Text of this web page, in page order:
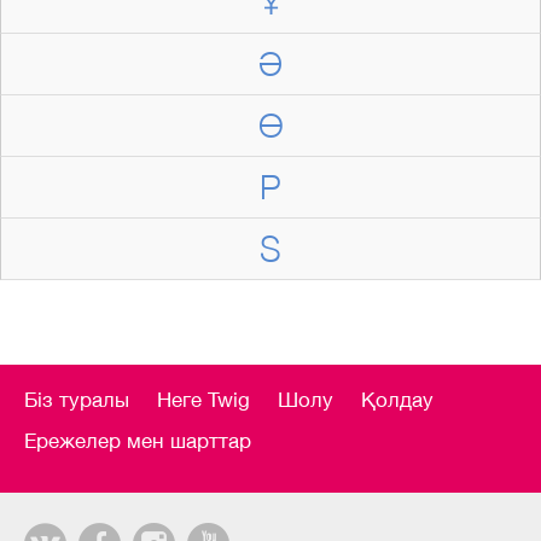
Ә
Ө
P
S
Біз туралы Неге Twig Шолу
Қолдау
Ережелер мен шарттар